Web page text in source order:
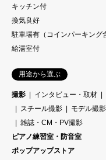
キッチン付
換気良好
駐車場有（コインパーキング
給湯室付
用途から選ぶ
撮影 インタビュー・取材
スチール撮影
モデル撮
雑誌・CM・PV撮影
ピアノ練習室・防音室
ポップアップストア